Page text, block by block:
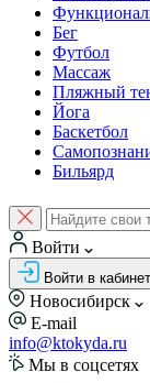
Бег
Футбол
Массаж
Пляжный
Йога
Баскетбол
Бильярд
Войти
Войти в кабинет
Новосибирск
E-mail
info@ktokyda.ru
Мы в соцсетях